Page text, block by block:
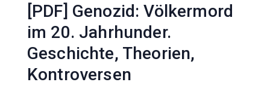
[PDF] Genozid: Völkermord
im 20. Jahrhunder.
Geschichte, Theorien,
Kontroversen